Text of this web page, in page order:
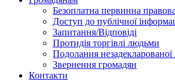
Безоплатна первинна
Доступ до публічної
Запитання/Відповіді
Протидія торгівлі людьми
Подолання незадекларованої
Звернення громадян
Контакти